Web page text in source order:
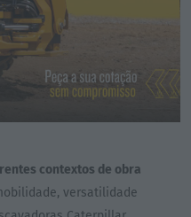
contextos de obra
versatilidade